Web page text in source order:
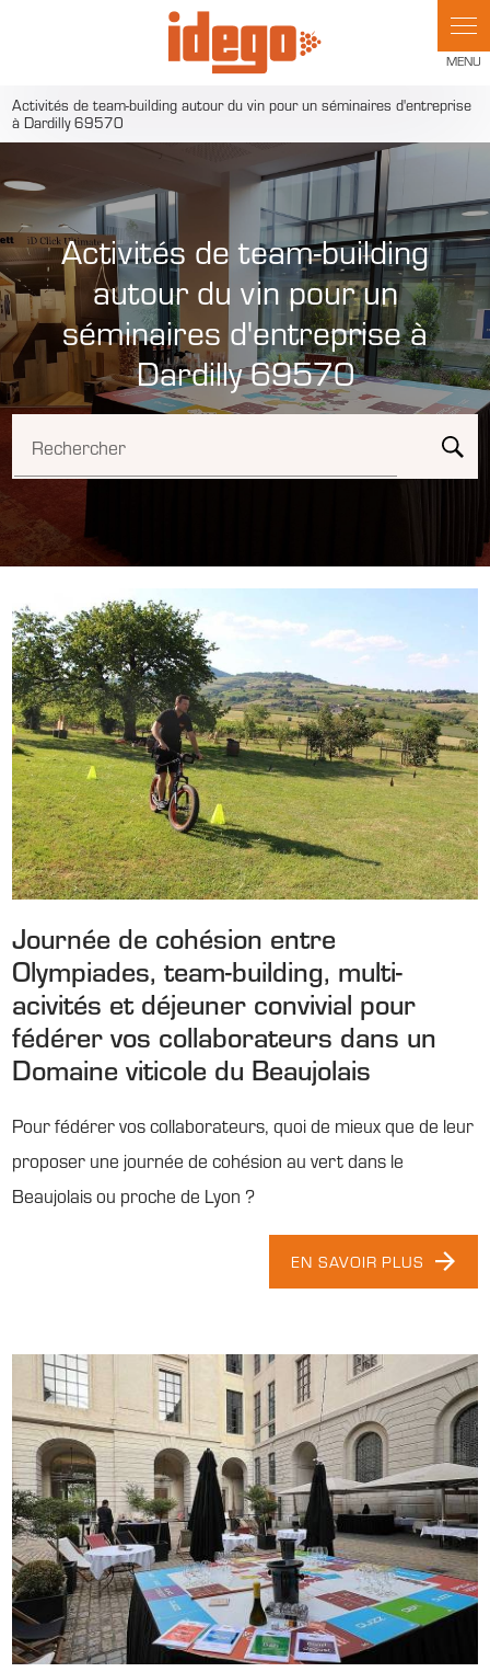
Activités de team-building autour du vin pour un séminaires d'entreprise
à Dardilly 69570
Activités de team-building
autour du vin pour un
séminaires d'entreprise à
Dardilly 69570
Rechercher
Journée de cohésion entre
Olympiades, team-building, multi-
acivités et déjeuner convivial pour
fédérer vos collaborateurs dans un
Domaine viticole du Beaujolais
Pour fédérer vos collaborateurs, quoi de mieux que de leur
proposer une journée de cohésion au vert dans le
Beaujolais ou proche de Lyon ?
EN SAVOIR PLUS
Panneau de gestion des cookies